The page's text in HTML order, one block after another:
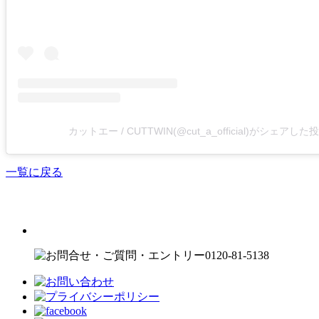
カットエー / CUTTWIN(@cut_a_official)がシェアした
一覧に戻る